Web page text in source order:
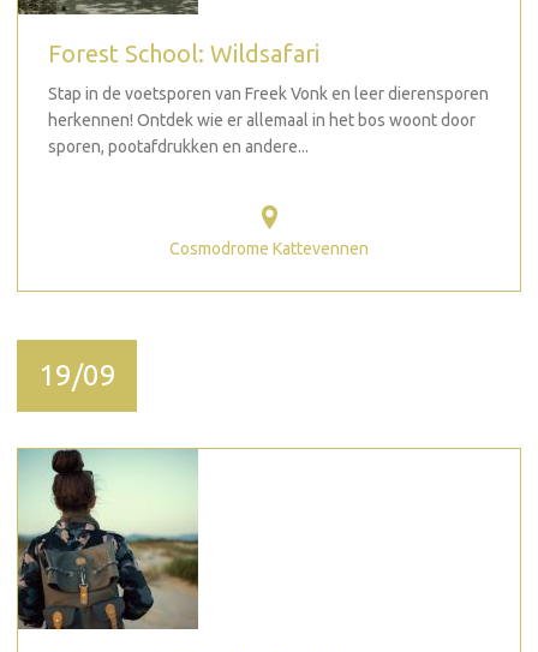
Forest School: Wildsafari
Stap in de voetsporen van Freek Vonk en leer dierensporen
herkennen! Ontdek wie er allemaal in het bos woont door
sporen, pootafdrukken en andere...
Cosmodrome Kattevennen
19/09